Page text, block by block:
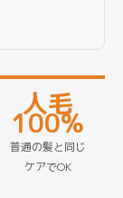
人毛
100%
普通の髪と同じ
ケアでOK